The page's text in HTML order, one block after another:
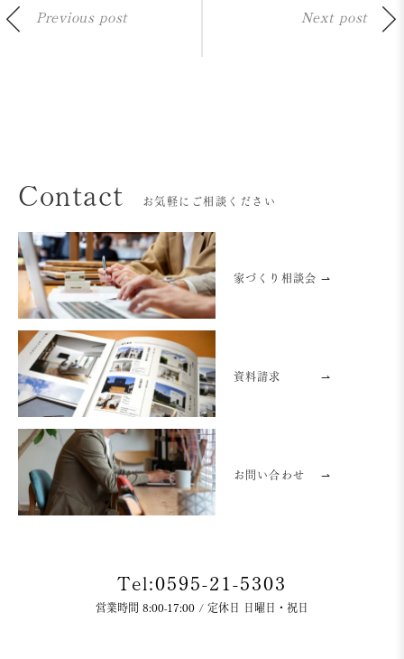
Previous post Next post
Contact お気軽にご相談ください
家づくり相談会 ⇀
資料請求 ⇀
お問い合わせ ⇀
Tel:0595-21-5303
営業時間 8:00-17:00 / 定休日 日曜日・祝日